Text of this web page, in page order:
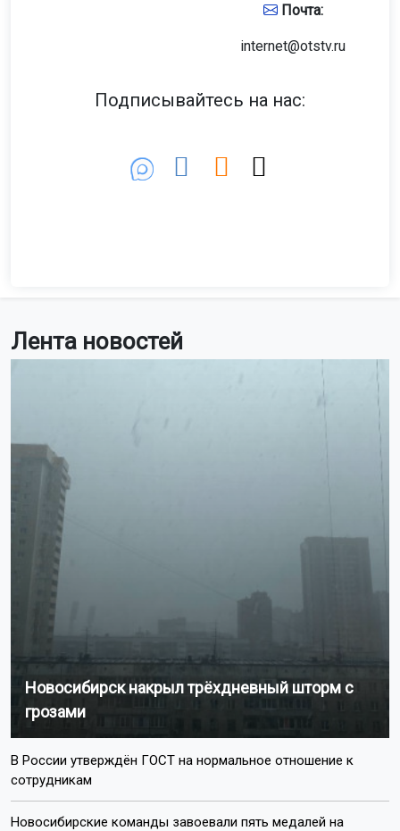
Лента новостей
Новосибирск накрыл трёхдневный шторм с
грозами
В России утверждён ГОСТ на нормальное отношение к
сотрудникам
Новосибирские команды завоевали пять медалей на
Почта:
internet@otstv.ru
Подписывайтесь на нас: